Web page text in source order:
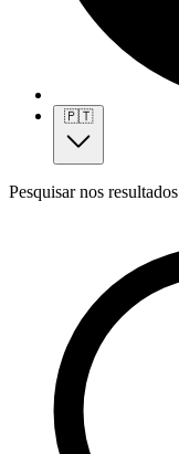
🇵🇹
Pesquisar nos resultados